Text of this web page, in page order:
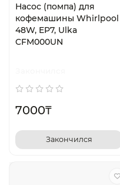
Насос (помпа) для
кофемашины Whirlpool
48W, EP7, Ulka
CFM000UN
7000₸
Закончился